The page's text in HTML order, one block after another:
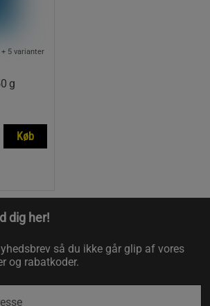
g
+ 5 varianter
Køb
dig her!
så du ikke går glip af vores
og rabatkoder.